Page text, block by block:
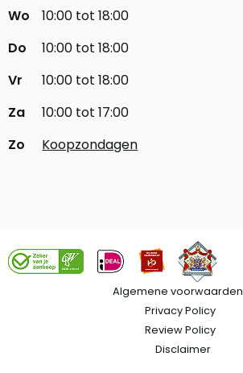
Wo
10:00 tot 18:00
Do
10:00 tot 18:00
Vr
10:00 tot 18:00
Za
10:00 tot 17:00
Zo
Koopzondagen
Algemene voorwaarden
Privacy Policy
Review Policy
Disclaimer